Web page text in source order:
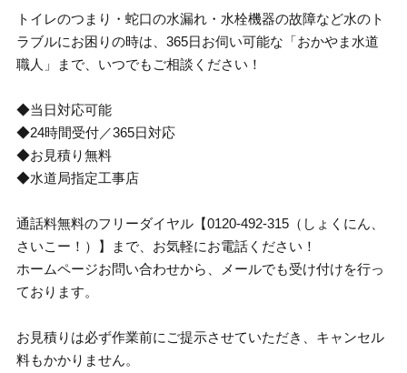
トイレのつまり・蛇口の水漏れ・水栓機器の故障など水のト
ラブルにお困りの時は、365日お伺い可能な「おかやま水道
職人」まで、いつでもご相談ください！
◆当日対応可能
◆24時間受付／365日対応
◆お見積り無料
◆水道局指定工事店
通話料無料のフリーダイヤル【0120-492-315（しょくにん、
さいこー！）】まで、お気軽にお電話ください！
ホームページお問い合わせから、メールでも受け付けを行っ
ております。
お見積りは必ず作業前にご提示させていただき、キャンセル
料もかかりません。